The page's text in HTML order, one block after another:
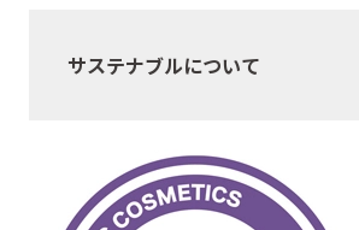
サステナブルについて